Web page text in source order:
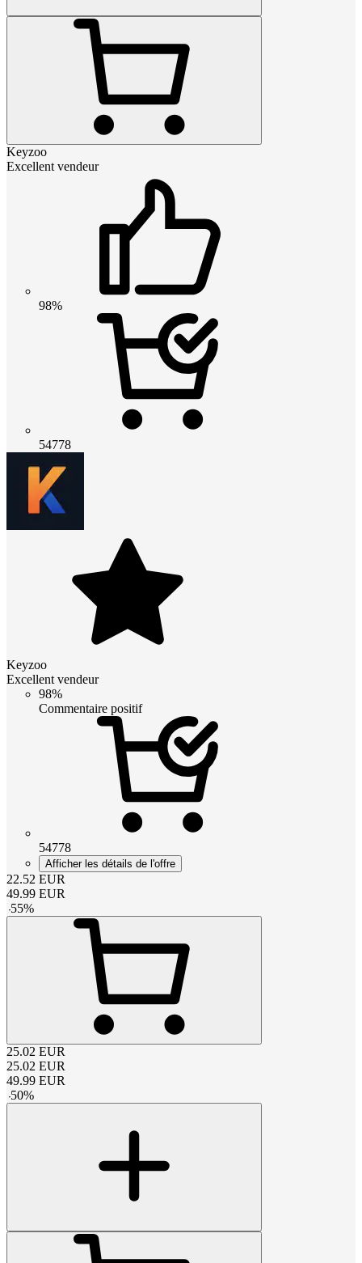
Keyzoo
Excellent vendeur
98%
54778
Keyzoo
Excellent vendeur
98%
Commentaire positif
54778
Afficher les détails de l'offre
22.52 EUR
49.99 EUR
-55%
25.02 EUR
25.02 EUR
49.99 EUR
-50%